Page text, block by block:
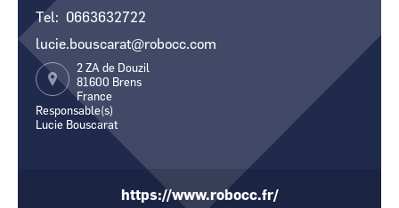
Tel
0663632722
lucie.bouscarat@robocc.com
2 ZA de Douzil
81600 Brens
France
Responsable(s)
Lucie Bouscarat
https://www.robocc.fr/